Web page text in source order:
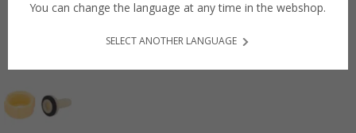
You can change the language at any time in the webshop.
SELECT ANOTHER LANGUAGE